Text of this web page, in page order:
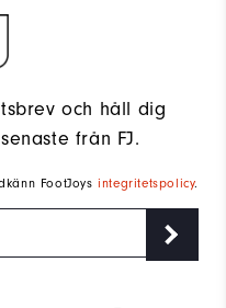
och håll dig
från FJ.
FootJoysintegritetspolicy.